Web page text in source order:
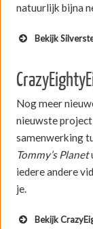
natuurlijk bijna
Bekijk
Nog meer
nieuwste
samenwerking
Tommy’s Planet
iedere andere
je.
Bekijk